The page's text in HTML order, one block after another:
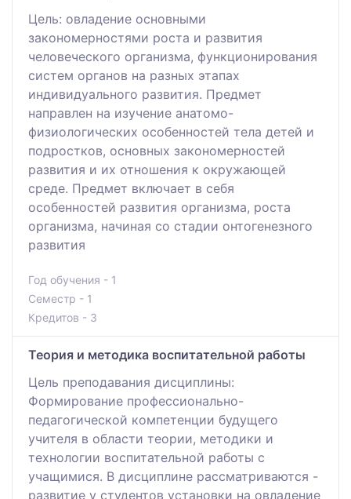
Цель: овладение основными
закономерностями роста и развития
человеческого организма, функционирования
систем органов на разных этапах
индивидуального развития. Предмет
направлен на изучение анатомо-
физиологических особенностей тела детей и
подростков, основных закономерностей
развития и их отношения к окружающей
среде. Предмет включает в себя
особенностей развития организма, роста
организма, начиная со стадии онтогенезного
развития
Год обучения - 1
Семестр - 1
Кредитов - 3
Теория и методика воспитательной работы
Цель преподавания дисциплины:
Формирование профессионально-
педагогической компетенции будущего
учителя в области теории, методики и
технологии воспитательной работы с
учащимися. В дисциплине рассматриваются -
развитие у студентов установки на овладение